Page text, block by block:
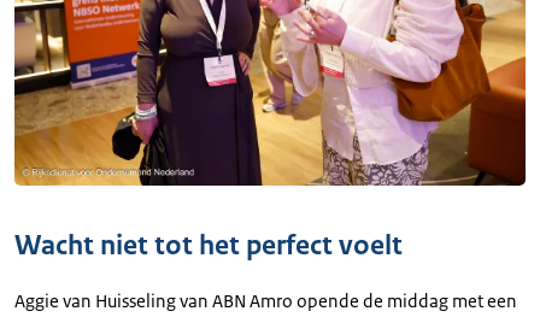
Wacht niet tot het perfect voelt
Aggie van Huisseling van ABN Amro opende de middag met een